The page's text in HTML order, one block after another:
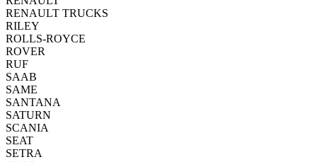
RENAULT TRUCKS
RILEY
ROLLS-ROYCE
ROVER
RUF
SAAB
SAME
SANTANA
SATURN
SCANIA
SEAT
SETRA